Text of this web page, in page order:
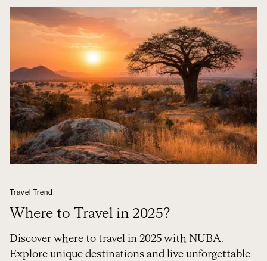
Travel Trend
Where to Travel in 2025?
Discover where to travel in 2025 with NUBA.
Explore unique destinations and live unforgettable